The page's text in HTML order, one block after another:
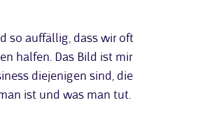
so auffällig, dass wir oft
halfen. Das Bild ist mir
diejenigen sind, die
ist und was man tut.